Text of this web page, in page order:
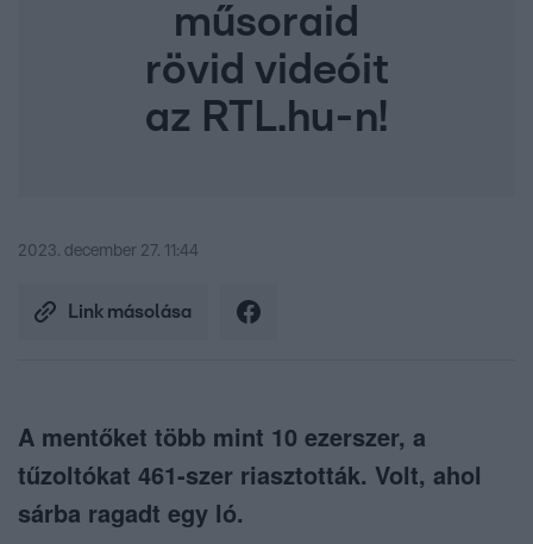
műsoraid
rövid videóit
az RTL.hu-n!
2023. december 27. 11:44
Link másolása
A mentőket több mint 10 ezerszer, a
tűzoltókat 461-szer riasztották. Volt, ahol
sárba ragadt egy ló.